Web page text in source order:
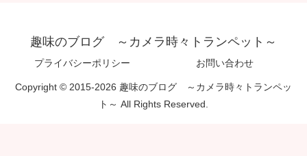
趣味のブログ ～カメラ時々トランペット～
プライバシーポリシー お問い合わせ
Copyright © 2015-2026 趣味のブログ ～カメラ時々トランペッ
ト～ All Rights Reserved.